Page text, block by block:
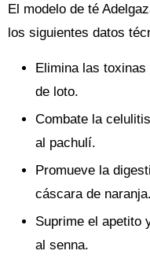
El modelo de té
los siguientes datos
Elimina las
de loto.
Combate la
al pachulí.
Promueve la
cáscara de naranja.
Suprime el apetito
al senna.